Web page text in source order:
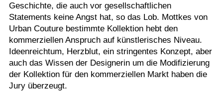
Geschichte, die auch vor gesellschaftlichen
Statements keine Angst hat, so das Lob. Mottkes von
Urban Couture bestimmte Kollektion hebt den
kommerziellen Anspruch auf künstlerisches Niveau.
Ideenreichtum, Herzblut, ein stringentes Konzept, aber
auch das Wissen der Designerin um die Modifizierung
der Kollektion für den kommerziellen Markt haben die
Jury überzeugt.